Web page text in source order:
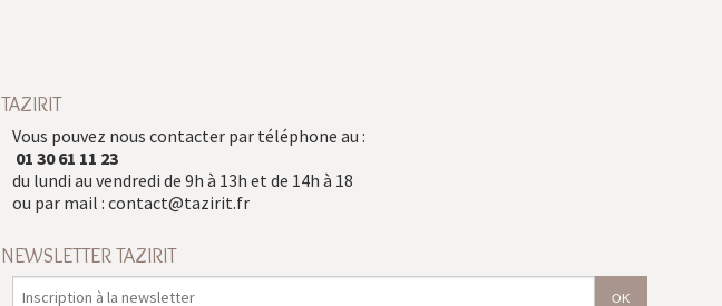
TAZIRIT
Vous pouvez nous contacter par téléphone au :
01 30 61 11 23
du lundi au vendredi de 9h à 13h et de 14h à 18
ou par mail : contact@tazirit.fr
NEWSLETTER TAZIRIT